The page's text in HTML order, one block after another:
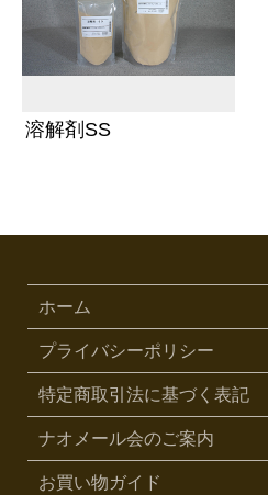
溶解剤SS
ホーム
プライバシーポリシー
特定商取引法に基づく表記
ナオメール会のご案内
お買い物ガイド